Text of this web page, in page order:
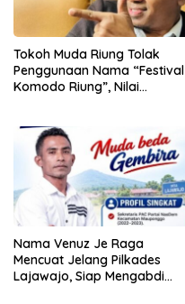
Tokoh Muda Riung Tolak
Penggunaan Nama “Festival
Komodo Riung”, Nilai
Nama Venuz Je Raga
Mencuat Jelang Pilkades
Lajawajo, Siap Mengabdi